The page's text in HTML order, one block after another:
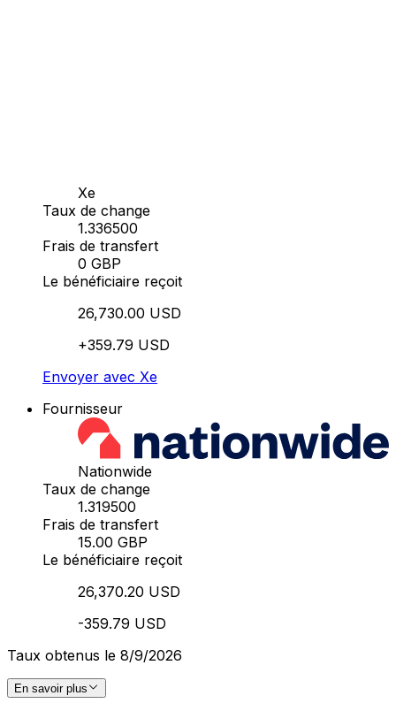
Xe
Taux de change
1.336500
Frais de transfert
0 GBP
Le bénéficiaire reçoit
26,730.00 USD
+359.79 USD
Envoyer avec Xe
Fournisseur
Nationwide
Taux de change
1.319500
Frais de transfert
15.00 GBP
Le bénéficiaire reçoit
26,370.20 USD
-359.79 USD
Taux obtenus le 8/9/2026
En savoir plus